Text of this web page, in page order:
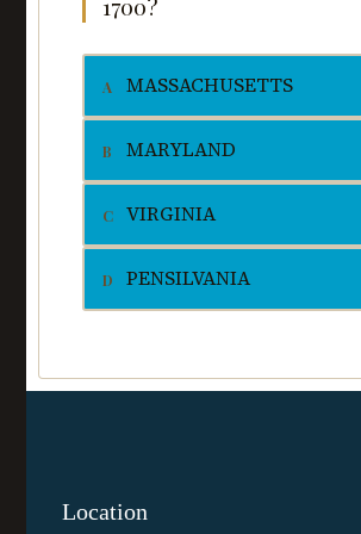
COLONIAS DEL CENTRO
La región menos poblada con 53,000
solo 2,000.
A MASSACHUSETTS
B MARYLAND
C VIRGINIA
D PENSILVANIA
Location